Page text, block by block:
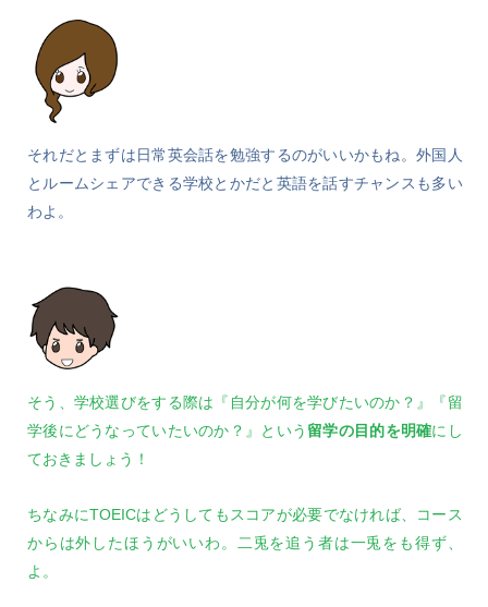
それだとまずは日常英会話を勉強するのがいいかもね。外国人
とルームシェアできる学校とかだと英語を話すチャンスも多い
わよ。
そう、学校選びをする際は『自分が何を学びたいのか？』『留
学後にどうなっていたいのか？』という 留学の目的を明確にし
ておきましょう！
ちなみにTOEICはどうしてもスコアが必要でなければ、コース
からは外したほうがいいわ。二兎を追う者は一兎をも得ず、
よ。